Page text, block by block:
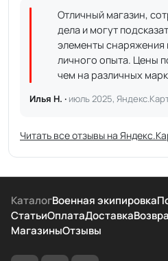
Отличный магазин,
дела и могут
элементы снаряжения
личного опыта. Цены
чем на различных
Илья Н. · июль 2025,
Читать все отзывы на
КаталогВоенная экипировка
СтатьиОплатаДоставка
МагазиныОтзывы